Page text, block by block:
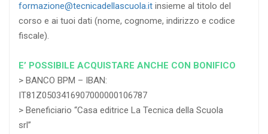
formazione@tecnicadellascuola.it insieme al titolo del
corso e ai tuoi dati (nome, cognome, indirizzo e codice
fiscale).
E’ POSSIBILE ACQUISTARE ANCHE CON BONIFICO
> BANCO BPM – IBAN:
IT81Z0503416907000000106787
> Beneficiario “Casa editrice La Tecnica della Scuola
srl”